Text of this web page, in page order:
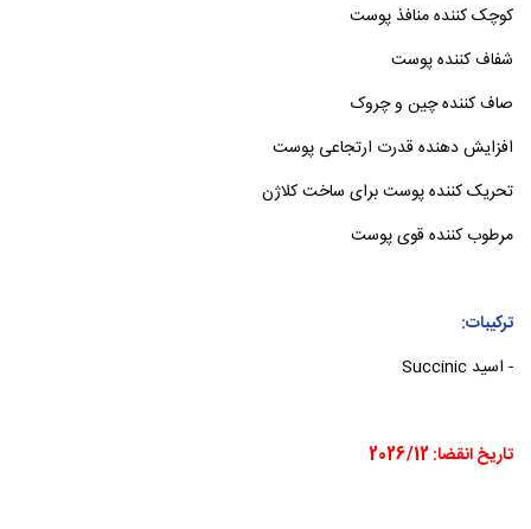
کوچک کننده منافذ پوست
شفاف کننده پوست
صاف کننده چین و چروک
افزایش دهنده قدرت ارتجاعی پوست
تحریک کننده پوست برای ساخت کلاژن
مرطوب کننده قوی پوست
ترکیبات:
- اسید Succinic
تاریخ انقضا: 2026/12